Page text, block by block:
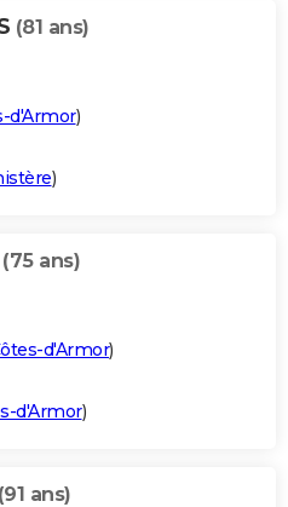
(81 ans)
d'Armor)
)
(75 ans)
d'Armor)
d'Armor)
(91 ans)